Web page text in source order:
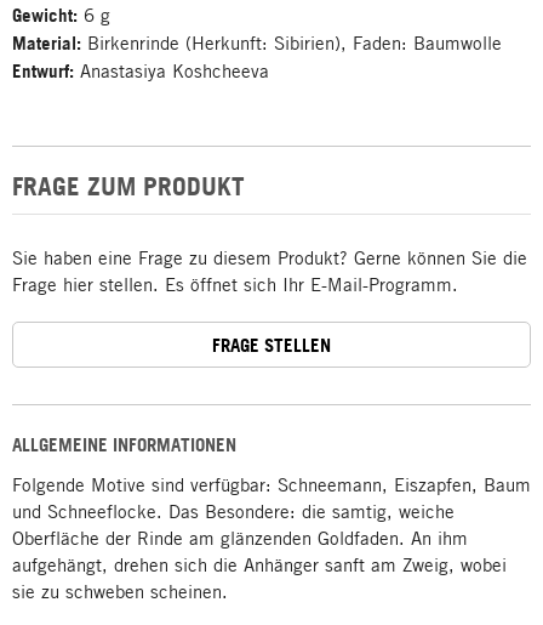
ALLGEMEINE INFORMATIONEN
Folgende Motive sind verfügbar: Schneemann, Eiszapfen, Baum
und Schneeflocke. Das Besondere: die samtig, weiche
Oberfläche der Rinde am glänzenden Goldfaden. An ihm
aufgehängt, drehen sich die Anhänger sanft am Zweig, wobei
sie zu schweben scheinen.
Gewicht: 6 g
Material: Birkenrinde (Herkunft: Sibirien), Faden: Baumwolle
Entwurf: Anastasiya Koshcheeva
FRAGE ZUM PRODUKT
Sie haben eine Frage zu diesem Produkt? Gerne können Sie die
Frage hier stellen. Es öffnet sich Ihr E-Mail-Programm.
FRAGE STELLEN